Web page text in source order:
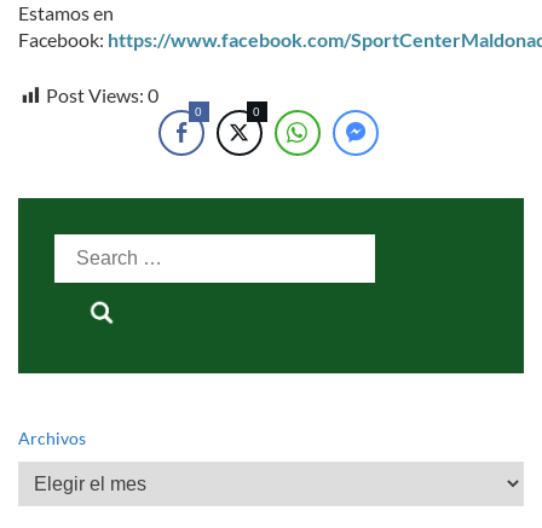
Estamos en
Facebook: https://www.facebook.com/
Post Views: 0
0 0
Search
Archivos
Archivos